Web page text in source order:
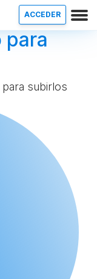
ACCEDER
para
subirlos